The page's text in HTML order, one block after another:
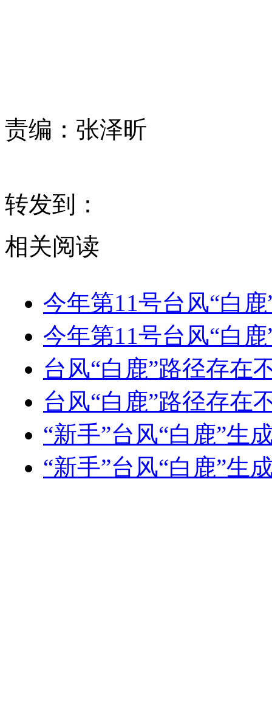
责编： 张泽昕
转发到：
相关阅读
今年第11号台风“白
今年第11号台风“白
台风“白鹿”路径存在
台风“白鹿”路径存在
“新手”台风“白鹿”生
“新手”台风“白鹿”生